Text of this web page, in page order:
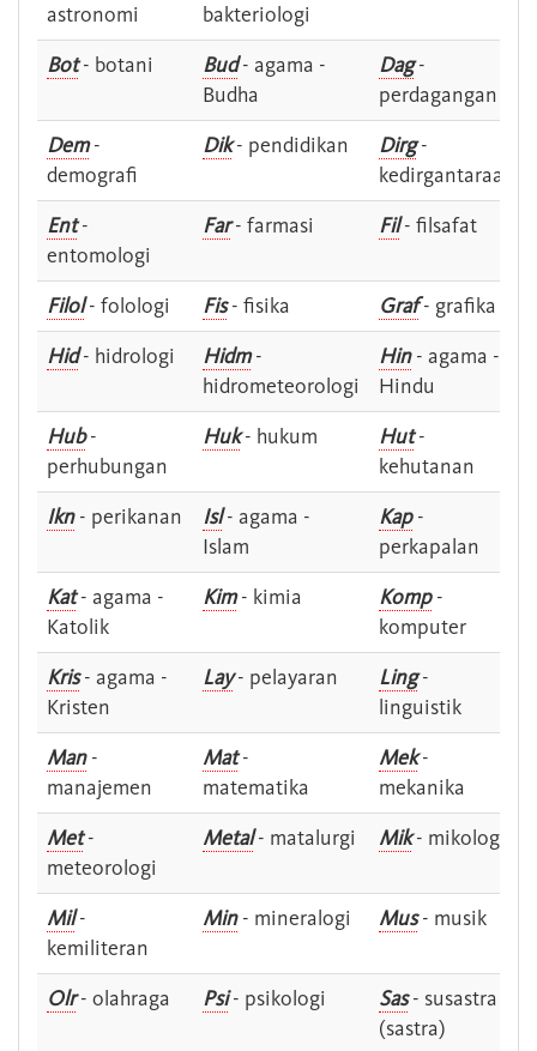
astronomi
bakteriologi
Bot- botani Bud- agama -
Budha
Dag-
perdagangan
Dem-
demografi
Dik- pendidikan Dirg-
kedirgantaraan
Ent-
entomologi
Far- farmasi Fil- filsafat
Filol- folologi Fis- fisika Graf- grafika
Hid- hidrologi Hidm-
hidrometeorologi
Hin- agama -
Hindu
Hub-
perhubungan
Huk- hukum Hut-
kehutanan
Ikn- perikanan Isl- agama -
Islam
Kap-
perkapalan
Kat- agama -
Katolik
Kim- kimia Komp-
komputer
Kris- agama -
Kristen
Lay- pelayaran Ling-
linguistik
Man-
manajemen
Mat-
matematika
Mek-
mekanika
Met-
meteorologi
Metal- matalurgi Mik- mikologi
Mil-
kemiliteran
Min- mineralogi Mus- musik
Olr- olahraga Psi- psikologi Sas- susastra -
(sastra)